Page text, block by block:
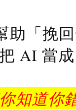
助「挽
AI 當
知道你